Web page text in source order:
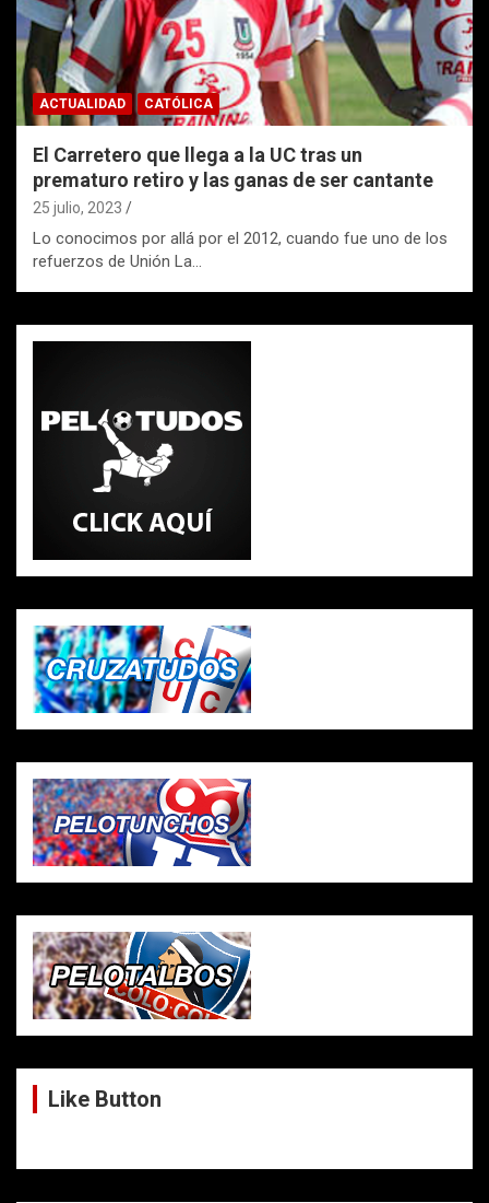
ACTUALIDAD CATÓLICA
El Carretero que llega a la UC tras un
prematuro retiro y las ganas de ser cantante
25 julio, 2023
Lo conocimos por allá por el 2012, cuando fue uno de los
refuerzos de Unión La…
Like Button